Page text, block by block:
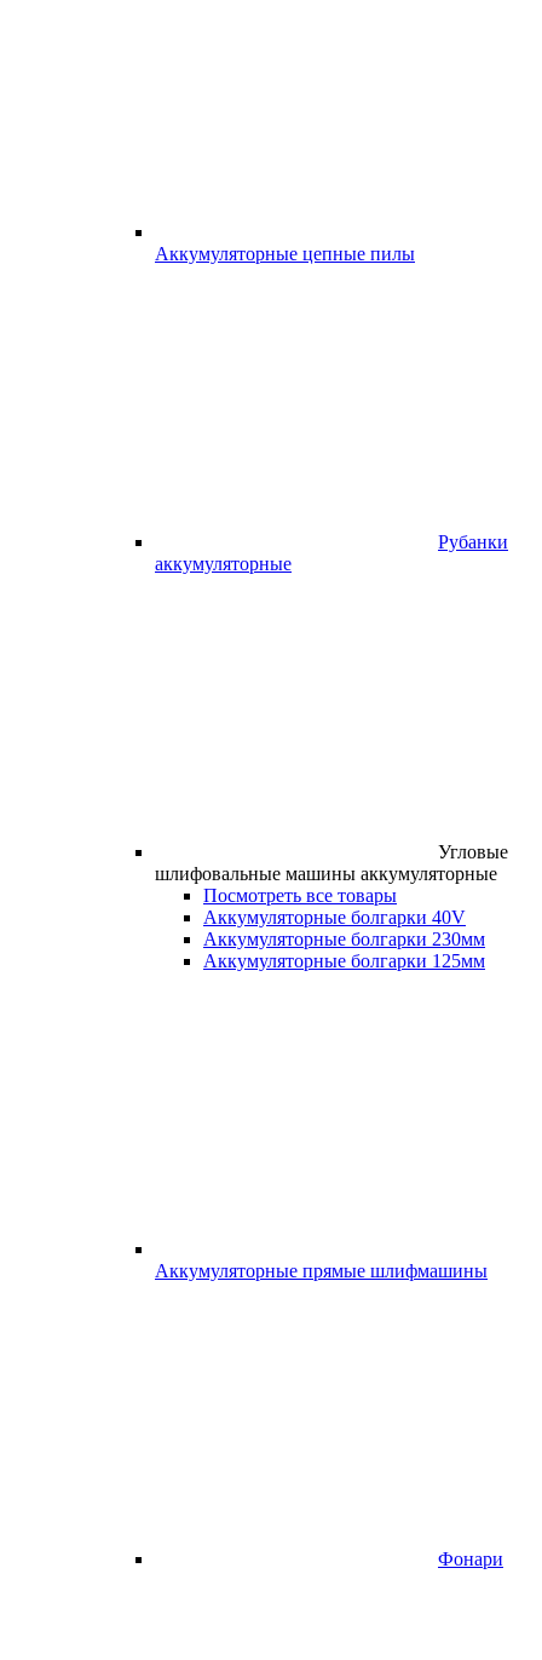
Аккумуляторные цепные пилы
Рубанки
аккумуляторные
Угловые
шлифовальные машины аккумуляторные
Посмотреть все товары
Аккумуляторные болгарки 40V
Аккумуляторные болгарки 230мм
Аккумуляторные болгарки 125мм
Аккумуляторные прямые шлифмашины
Фонари